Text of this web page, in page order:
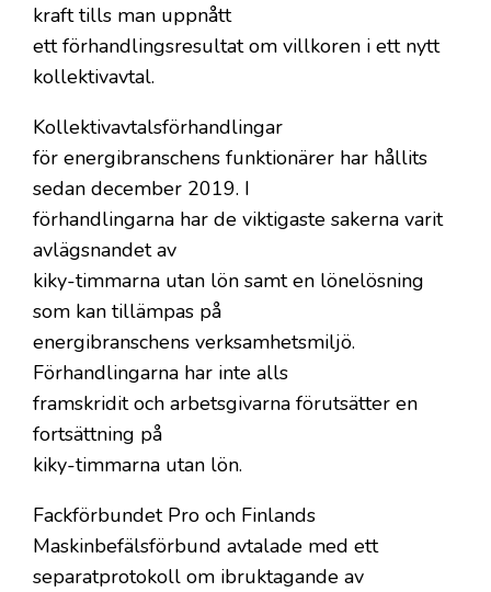
kraft tills man uppnått
ett förhandlingsresultat om villkoren i ett nytt
kollektivavtal.
Kollektivavtalsförhandlingar
för energibranschens funktionärer har hållits
sedan december 2019. I
förhandlingarna har de viktigaste sakerna varit
avlägsnandet av
kiky-timmarna utan lön samt en lönelösning
som kan tillämpas på
energibranschens verksamhetsmiljö.
Förhandlingarna har inte alls
framskridit och arbetsgivarna förutsätter en
fortsättning på
kiky-timmarna utan lön.
Fackförbundet Pro och Finlands
Maskinbefälsförbund avtalade med ett
separatprotokoll om ibruktagande av